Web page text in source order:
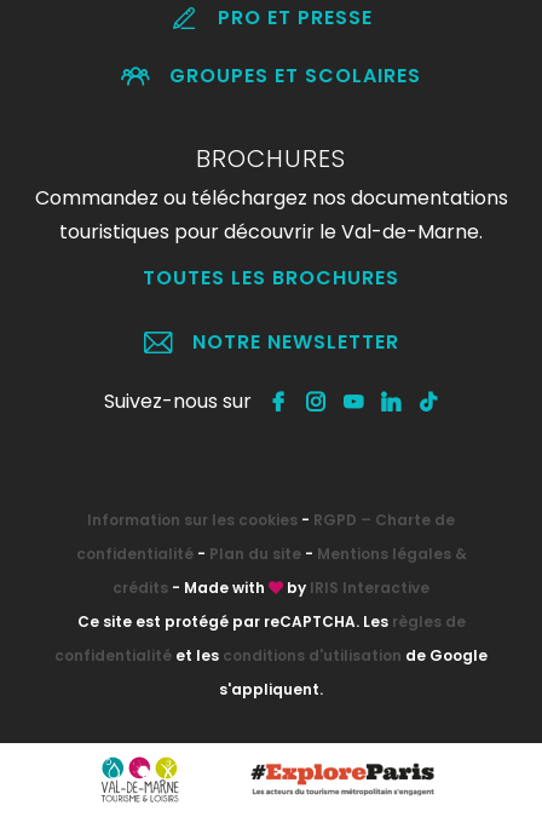
PRO ET PRESSE
GROUPES ET SCOLAIRES
BROCHURES
Commandez ou téléchargez nos documentations
touristiques pour découvrir le Val-de-Marne.
TOUTES LES BROCHURES
NOTRE NEWSLETTER
Suivez-nous sur
Information sur les cookies - RGPD – Charte de
confidentialité- Plan du site- Mentions légales &
crédits - Made with by IRIS Interactive
Ce site est protégé par reCAPTCHA. Les règles de
confidentialité et les conditions d'utilisation de Google
s'appliquent.